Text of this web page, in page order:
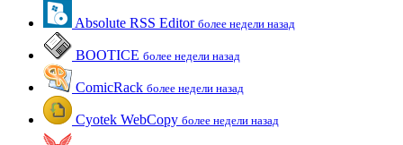
Absolute RSS Editor более недели назад
BOOTICE более недели назад
ComicRack более недели назад
Cyotek WebCopy более недели назад